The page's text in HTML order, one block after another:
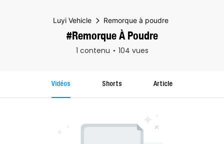
Luyi Vehicle Remorque à poudre
#Remorque À Poudre
1 contenu 104 vues
Vidéos Shorts Article